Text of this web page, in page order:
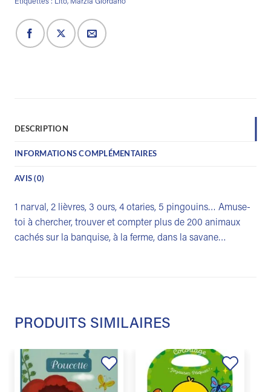
Étiquettes : Lito, Marzia Giordano
DESCRIPTION
INFORMATIONS COMPLÉMENTAIRES
AVIS (0)
1 narval, 2 lièvres, 3 ours, 4 otaries, 5 pingouins… Amuse-
toi à chercher, trouver et compter plus de 200 animaux
cachés sur la banquise, à la ferme, dans la savane…
PRODUITS SIMILAIRES
Ajouter
à la
Ajouter
à la